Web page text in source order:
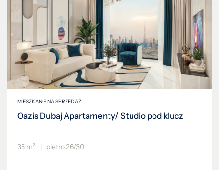
MIESZKANIE NA SPRZEDAŻ
Oazis Dubaj Apartamenty/ Studio pod klucz
38 m² | piętro 26/30